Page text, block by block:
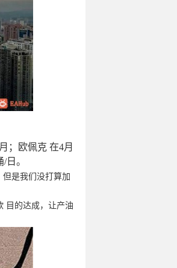
；欧佩克 在4月
日。
但是我们没打算加
目的达成，让产油